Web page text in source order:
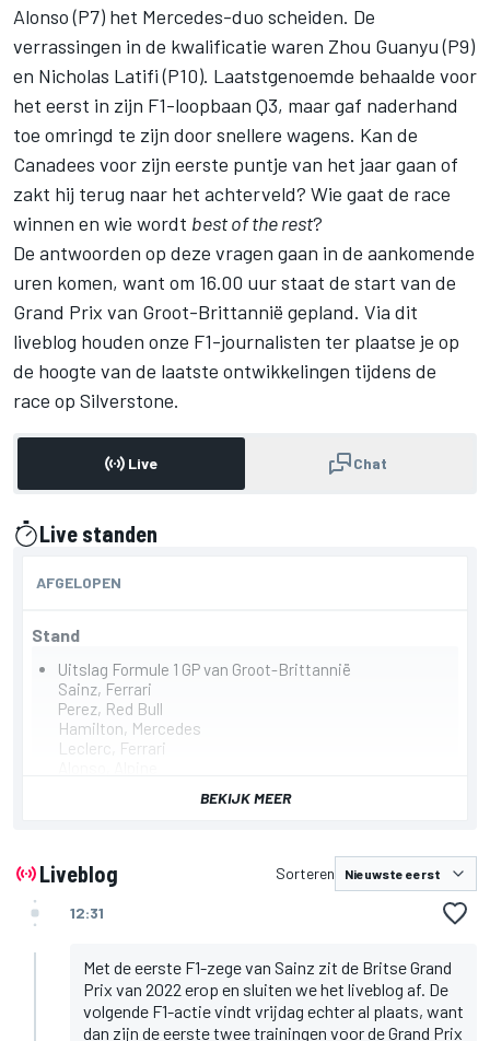
Alonso (P7) het Mercedes-duo scheiden. De
verrassingen in de kwalificatie waren Zhou Guanyu (P9)
en Nicholas Latifi (P10). Laatstgenoemde behaalde voor
het eerst in zijn F1-loopbaan Q3, maar gaf naderhand
toe omringd te zijn door snellere wagens. Kan de
Canadees voor zijn eerste puntje van het jaar gaan of
zakt hij terug naar het achterveld? Wie gaat de race
winnen en wie wordt best of the rest?
De antwoorden op deze vragen gaan in de aankomende
uren komen, want om 16.00 uur staat de start van de
Grand Prix van Groot-Brittannië gepland. Via dit
liveblog houden onze F1-journalisten ter plaatse je op
de hoogte van de laatste ontwikkelingen tijdens de
race op Silverstone.
Live Chat
Live standen
AFGELOPEN
Stand
Uitslag Formule 1 GP van Groot-Brittannië
Sainz, Ferrari
Perez, Red Bull
Hamilton, Mercedes
Leclerc, Ferrari
Verstappen, Red Bull
Magnussen, Haas
Belangrijkste nieuws
Verstappen hoopvol op Silverstone: "Hebben goede
auto voor de race"
"Geen speciaal rondje"
Horner: "Jammer van laatste ronde Verstappen, maar
eerste rij is goed"
BEKIJK MEER
Liveblog Sorteren
12:31
Met de eerste F1-zege van Sainz zit de Britse Grand
Prix van 2022 erop en sluiten we het liveblog af. De
volgende F1-actie vindt vrijdag echter al plaats, want
dan zijn de eerste twee trainingen voor de Grand Prix